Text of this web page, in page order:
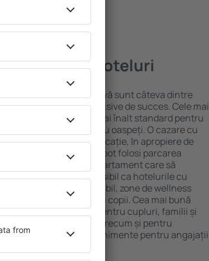
mai bune hoteluri
și o locație atractivă sunt câteva dintre
ale unui hotel All-Inclusive de succes. Cele mai
Arad garantează cel mai înalt standard pentru
largă de facilități pentru oaspeți. O cazare cu
oferă cea mai bună locație, ȋn apropiere de
din Arad. Oaspeții pot folosi parcarea
o cameră sau un apartament care să
nevoilor lor. Este posibil ca hotelurile cu
să ofere un meniu variabil, zone de wellness
și activități pentru copii. Cea mai bună
o alegere perfectă pentru cupluri, familii și
în călătorie de afaceri, precum și pentru
să organizeze evenimente pentru angajații